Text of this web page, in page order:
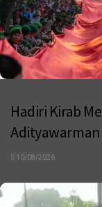
Hadiri Kirab
Adityawarman
10/08/2026